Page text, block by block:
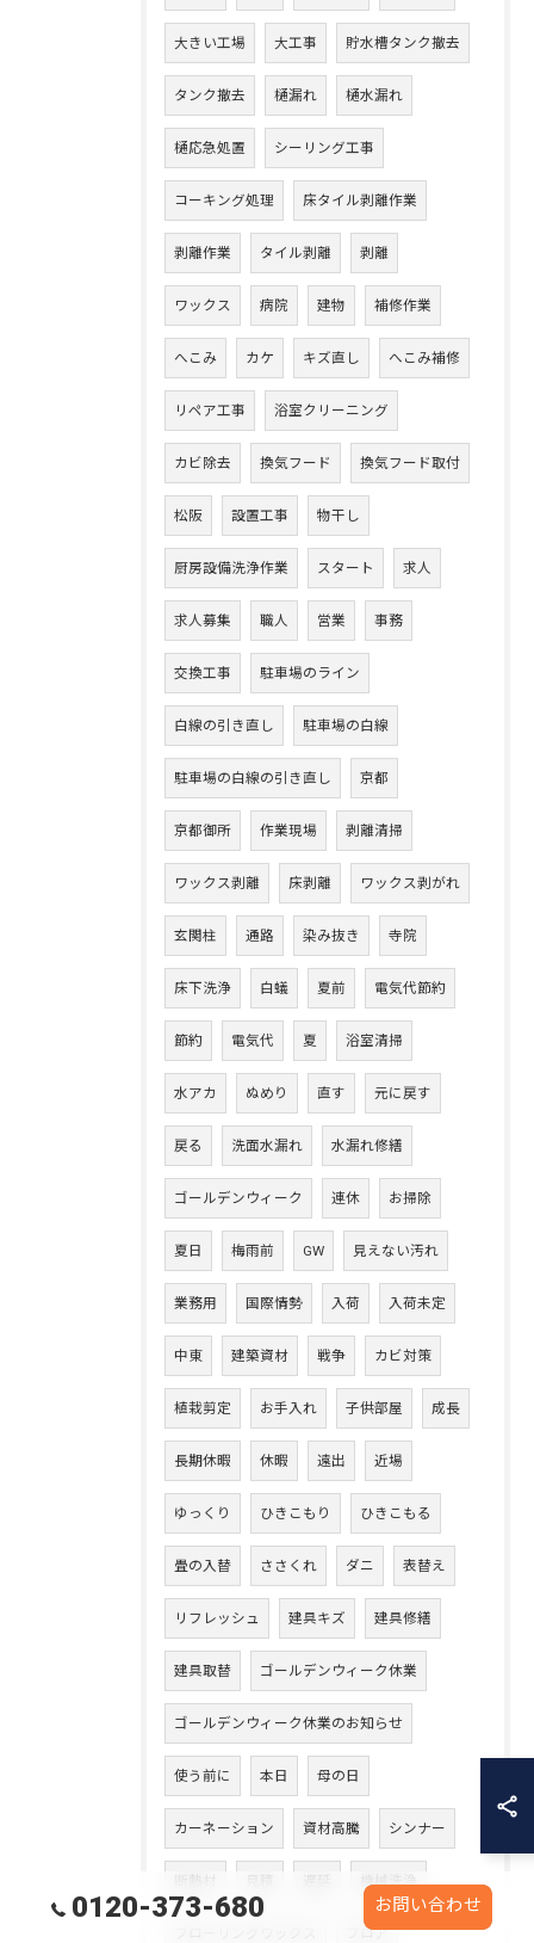
大きい工場 大工事 貯水槽タンク撤去
タンク撤去 樋漏れ 樋水漏れ
樋応急処置 シーリング工事
コーキング処理 床タイル剥離作業
剥離作業 タイル剥離 剥離
ワックス 病院 建物 補修作業
へこみ カケ キズ直し へこみ補修
リペア工事 浴室クリーニング
カビ除去 換気フード 換気フード取付
松阪 設置工事 物干し
厨房設備洗浄作業 スタート 求人
求人募集 職人 営業 事務
交換工事 駐車場のライン
白線の引き直し 駐車場の白線
駐車場の白線の引き直し 京都
京都御所 作業現場 剥離清掃
ワックス剥離 床剥離 ワックス剥がれ
玄関柱 通路 染み抜き 寺院
床下洗浄 白蟻 夏前 電気代節約
節約 電気代 夏 浴室清掃
水アカ ぬめり 直す 元に戻す
戻る 洗面水漏れ 水漏れ修繕
ゴールデンウィーク 連休 お掃除
夏日 梅雨前 GW 見えない汚れ
業務用 国際情勢 入荷 入荷未定
中東 建築資材 戦争 カビ対策
植栽剪定 お手入れ 子供部屋 成長
長期休暇 休暇 遠出 近場
ゆっくり ひきこもり ひきこもる
畳の入替 ささくれ ダニ 表替え
リフレッシュ 建具キズ 建具修繕
建具取替 ゴールデンウィーク休業
ゴールデンウィーク休業のお知らせ
使う前に 本日 母の日
カーネーション 資材高騰 シンナー
機械洗浄
フロア
0120-373-680 お問い合わせ